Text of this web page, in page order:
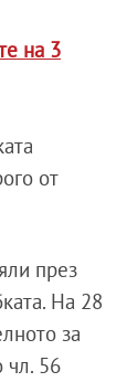
на 3
от
през
На 28
за
чл. 56